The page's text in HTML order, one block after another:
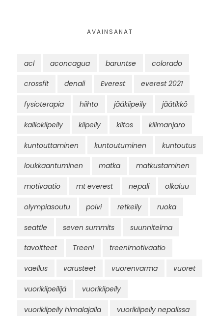
AVAINSANAT
acl aconcagua baruntse colorado
crossfit denali Everest everest 2021
fysioterapia hiihto jääkiipeily jäätikkö
kalliokiipeily kiipeily kiitos kilimanjaro
kuntouttaminen kuntoutuminen kuntoutus
loukkaantuminen matka matkustaminen
motivaatio mt everest nepali olkaluu
olympiasoutu polvi retkeily ruoka
seattle seven summits suunnitelma
tavoitteet Treeni treenimotivaatio
vaellus varusteet vuorenvarma vuoret
vuorikiipeilijä vuorikiipeily
vuorikiipeily himalajalla vuorikiipeily nepalissa